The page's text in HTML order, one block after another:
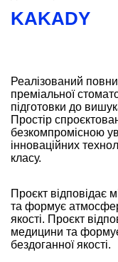
KAKADY
Реалізований
преміальної
підготовки до
Простір
безкомпромісною
інноваційних
класу.
Проєкт відповідає
та формує
якості. Проєкт
медицини та
бездоганної якості.